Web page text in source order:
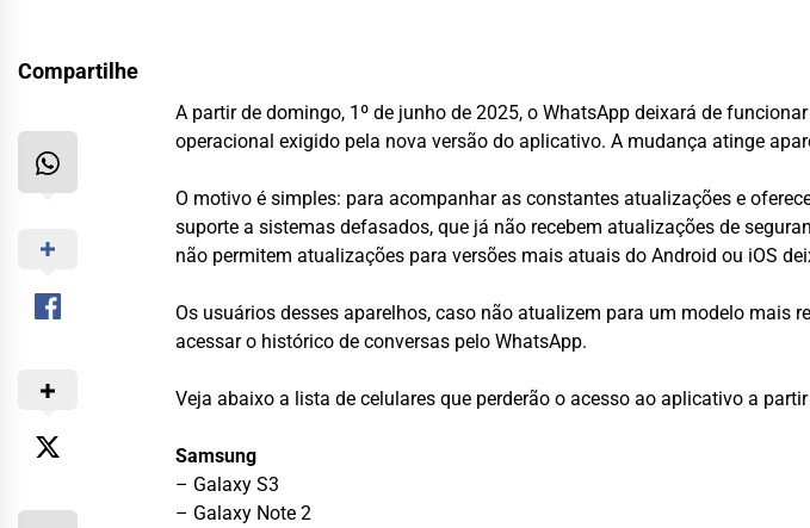
Compartilhe
A partir de domingo, 1º de junho de 2025, o WhatsApp deixará de
operacional exigido pela nova versão do aplicativo. A mudança atinge
O motivo é simples: para acompanhar as constantes atualizações e
suporte a sistemas defasados, que já não recebem atualizações de
não permitem atualizações para versões mais atuais do Android ou iOS
Os usuários desses aparelhos, caso não atualizem para um modelo mais
acessar o histórico de conversas pelo WhatsApp.
Veja abaixo a lista de celulares que perderão o acesso ao aplicativo a
Samsung
– Galaxy S3
– Galaxy Note 2